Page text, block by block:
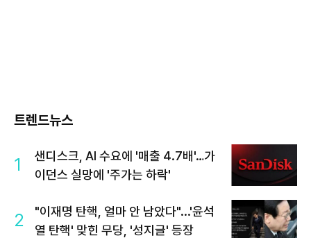
트렌드뉴스
1
샌디스크, AI 수요에 '매출 4.7배'…가
이던스 실망에 '주가는 하락'
2
"이재명 탄핵, 얼마 안 남았다"...'윤석
열 탄핵' 맞힌 무당, '성지글' 등장